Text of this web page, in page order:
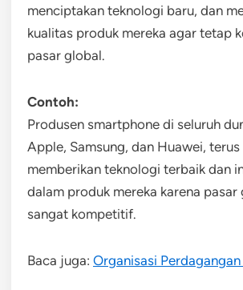
menciptakan teknologi baru, dan
kualitas produk mereka agar tetap
pasar global.
Contoh:
Produsen smartphone di seluruh
Apple, Samsung, dan Huawei,
memberikan teknologi terbaik dan
dalam produk mereka karena pasar
sangat kompetitif.
Baca juga: Organisasi